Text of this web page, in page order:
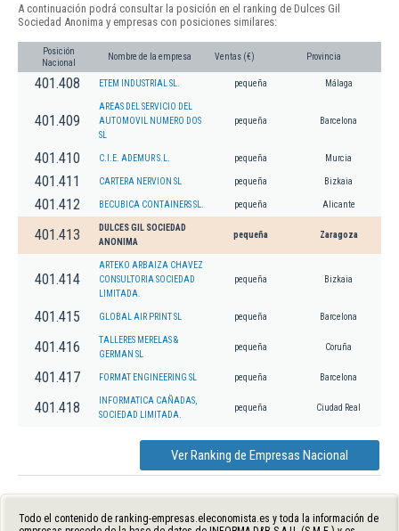
A continuación podrá consultar la posición en el ranking de Dulces Gil
Sociedad Anonima y empresas con posiciones similares:
Posición
Nacional
Nombre de la empresa Ventas (€) Provincia
401.408 ETEM INDUSTRIAL SL. pequeña Málaga
401.409
AREAS DEL SERVICIO DEL
AUTOMOVIL NUMERO DOS
SL
pequeña Barcelona
401.410 C.I.E. ADEMUR S.L. pequeña Murcia
401.411 CARTERA NERVION SL pequeña Bizkaia
401.412 BECUBICA CONTAINERS SL. pequeña Alicante
401.413
DULCES GIL SOCIEDAD
ANONIMA
pequeña Zaragoza
401.414
ARTEKO ARBAIZA CHAVEZ
CONSULTORIA SOCIEDAD
LIMITADA.
pequeña Bizkaia
401.415 GLOBAL AIR PRINT SL pequeña Barcelona
401.416
TALLERES MERELAS &
GERMAN SL
pequeña Coruña
401.417 FORMAT ENGINEERING SL pequeña Barcelona
401.418
INFORMATICA CAÑADAS,
SOCIEDAD LIMITADA.
pequeña Ciudad Real
Ver Ranking de Empresas Nacional
Todo el contenido de ranking-empresas.eleconomista.es y toda la información de